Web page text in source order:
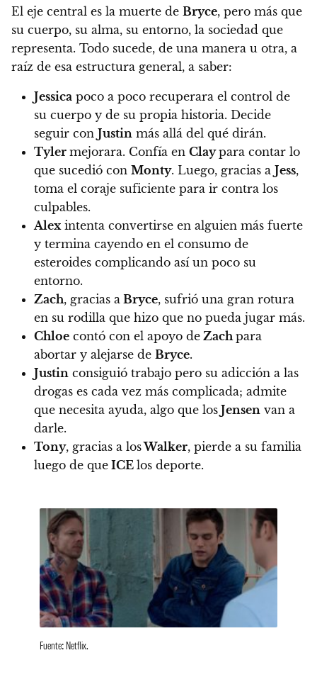
El eje central es la muerte de Bryce, pero más que
su cuerpo, su alma, su entorno, la sociedad que
representa. Todo sucede, de una manera u otra, a
raíz de esa estructura general, a saber:
Jessica poco a poco recuperara el control de
su cuerpo y de su propia historia. Decide
seguir con Justin más allá del qué dirán.
Tyler mejorara. Confía en Claypara contar lo
que sucedió con Monty. Luego, gracias a Jess,
toma el coraje suficiente para ir contra los
culpables.
Alexintenta convertirse en alguien más fuerte
y termina cayendo en el consumo de
esteroides complicando así un poco su
entorno.
Zach, gracias a Bryce, sufrió una gran rotura
en su rodilla que hizo que no pueda jugar más.
Chloe contó con el apoyo de Zachpara
abortar y alejarse de Bryce.
Justin consiguió trabajo pero su adicción a las
drogas es cada vez más complicada; admite
que necesita ayuda, algo que los Jensen van a
darle.
Tony, gracias a losWalker, pierde a su familia
luego de que ICE los deporte.
Fuente: Netflix.